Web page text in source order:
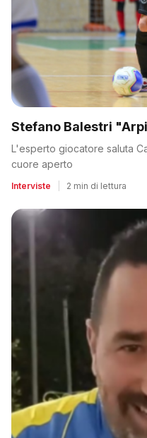
Stefano Balestri
L'esperto giocatore saluta
cuore aperto
Interviste 2 min di lettura